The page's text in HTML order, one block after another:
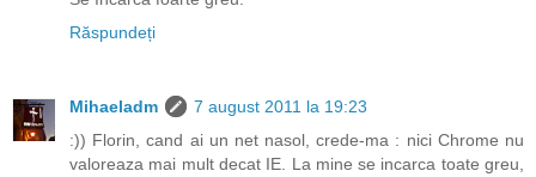
Răspundeți
Mihaeladm
7 august 2011 la 19:23
:)) Florin, cand ai un net nasol, crede-ma : nici Chrome nu
valoreaza mai mult decat IE. La mine se incarca toate greu,